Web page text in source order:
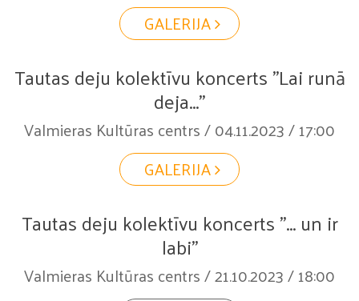
GALERIJA
Tautas deju kolektīvu koncerts "Lai runā
deja..."
Valmieras Kultūras centrs / 04.11.2023 / 17:00
GALERIJA
Tautas deju kolektīvu koncerts "... un ir
labi"
Valmieras Kultūras centrs / 21.10.2023 / 18:00